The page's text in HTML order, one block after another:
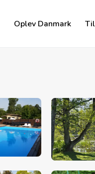
Oplev Danmark